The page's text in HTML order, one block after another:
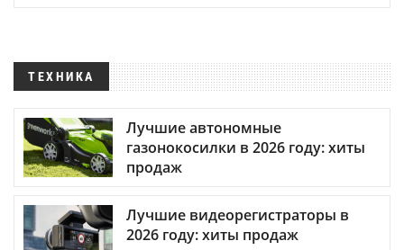
ТЕХНИКА
Лучшие автономные
газонокосилки в 2026 году: хиты
продаж
Лучшие видеорегистраторы в
2026 году: хиты продаж